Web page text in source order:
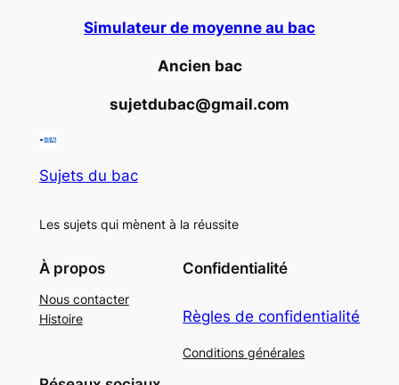
Simulateur de moyenne au bac
Ancien bac
sujetdubac@gmail.com
Sujets du bac
Les sujets qui mènent à la réussite
À propos
Nous contacter
Histoire
Confidentialité
Règles de confidentialité
Conditions générales